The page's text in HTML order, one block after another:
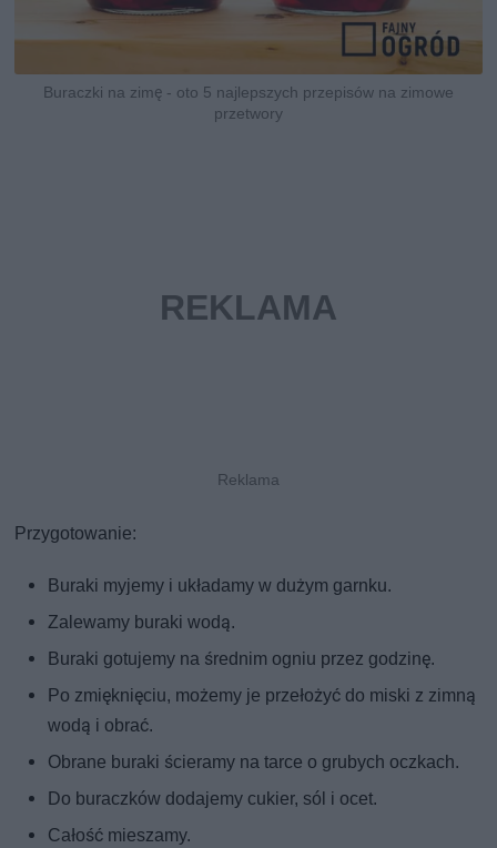
Buraczki na zimę - oto 5 najlepszych przepisów na zimowe
przetwory
Przygotowanie:
Buraki myjemy i układamy w dużym garnku.
Zalewamy buraki wodą.
Buraki gotujemy na średnim ogniu przez godzinę.
Po zmięknięciu, możemy je przełożyć do miski z zimną
wodą i obrać.
Obrane buraki ścieramy na tarce o grubych oczkach.
Do buraczków dodajemy cukier, sól i ocet.
Całość mieszamy.